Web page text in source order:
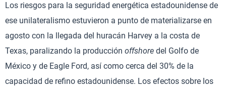
Los riesgos para la seguridad energética estadounidense de
ese unilateralismo estuvieron a punto de materializarse en
agosto con la llegada del huracán Harvey a la costa de
Texas, paralizando la producción offshore del Golfo de
México y de Eagle Ford, así como cerca del 30% de la
capacidad de refino estadounidense. Los efectos sobre los